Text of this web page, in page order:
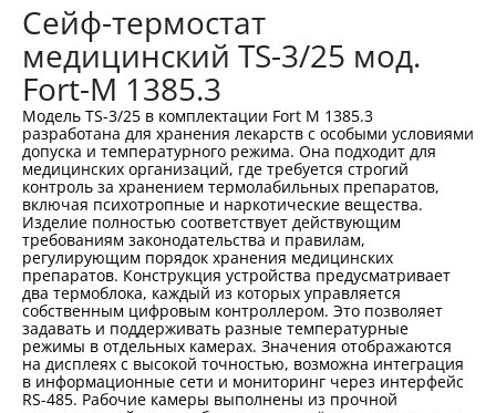
Сейф-термостат
медицинский TS-3/25 мод.
Fort-M 1385.3
Модель TS-3/25 в комплектации Fort М 1385.3
разработана для хранения лекарств с особыми условиями
допуска и температурного режима. Она подходит для
медицинских организаций, где требуется строгий
контроль за хранением термолабильных препаратов,
включая психотропные и наркотические вещества.
Изделие полностью соответствует действующим
требованиям законодательства и правилам,
регулирующим порядок хранения медицинских
препаратов. Конструкция устройства предусматривает
два термоблока, каждый из которых управляется
собственным цифровым контроллером. Это позволяет
задавать и поддерживать разные температурные
режимы в отдельных камерах. Значения отображаются
на дисплеях с высокой точностью, возможна интеграция
в информационные сети и мониторинг через интерфейс
RS-485. Рабочие камеры выполнены из прочной